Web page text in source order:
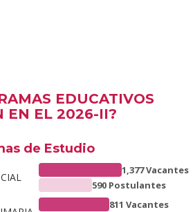
EDUCATIVOS
EN EL 2026-II?
de Estudio
1,377 Vacantes
590 Postulantes
811 Vacantes